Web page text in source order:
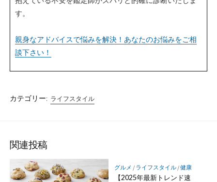
す。
親身なアドバイスで悩みを解決！あなたのお悩みをご相
談下さい！
カテゴリー: ライフスタイル
関連投稿
グルメ / ライフスタイル/健康
【2025年最新トレンド速